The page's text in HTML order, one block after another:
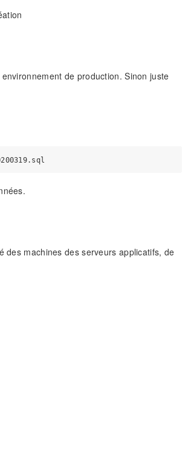
de production. Sinon juste
des machines des serveurs applicatifs, de